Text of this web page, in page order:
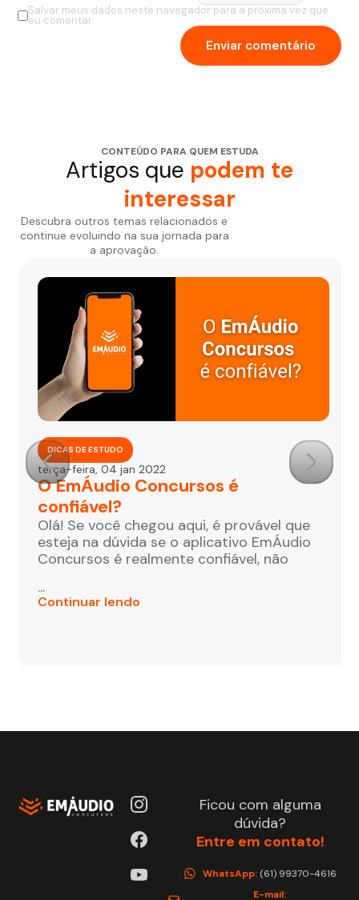
Salvar meus dados neste navegador para a próxima vez que
eu comentar.
CONTEÚDO PARA QUEM ESTUDA
Artigos que podem te
interessar
Descubra outros temas relacionados e
continue evoluindo na sua jornada para
a aprovação.
DICAS DE ESTUDO
terça-feira, 04 jan 2022
O EmÁudio Concursos é
confiável?
Olá! Se você chegou aqui, é provável que
esteja na dúvida se o aplicativo EmÁudio
Concursos é realmente confiável, não
...
Continuar lendo
Ficou com alguma
dúvida?
Entre em contato!
WhatsApp: (61) 99370-4616
E-mail: